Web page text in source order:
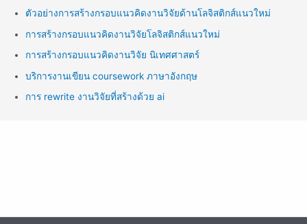
ตัวอย่างการสร้างกรอบแนวคิดงานวิจัยด้านโลจิสติกส์แนวใหม่
การสร้างกรอบแนวคิดงานวิจัยโลจิสติกส์แนวใหม่
การสร้างกรอบแนวคิดงานวิจัย นิเทศศาสตร์
บริการงานเขียน coursework ภาษาอังกฤษ
การ rewrite งานวิจัยที่สร้างด้วย ai